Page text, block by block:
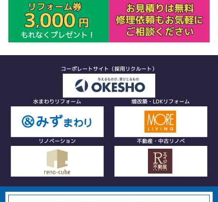
コーポレートサイト（採用リクルート）
水まわりリフォーム 増改築・LDKリフォーム
リノベーション 不動産・中古リノベ